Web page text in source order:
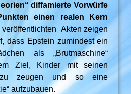
diffamierte Vorwürfe
einen realen Kern
veröffentlichten Akten zeigen
dass Epstein zumindest ein
als „Brutmaschine“
Ziel, Kinder mit seinen
zeugen und so eine
aufzubauen.